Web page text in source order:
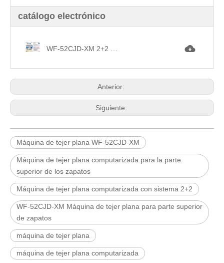
catálogo electrónico
Anterior:
Siguiente:
Máquina de tejer plana WF-52CJD-XM
Máquina de tejer plana computarizada para la parte
superior de los zapatos
Máquina de tejer plana computarizada con sistema 2+2
WF-52CJD-XM Máquina de tejer plana para parte superior
de zapatos
máquina de tejer plana
máquina de tejer plana computarizada